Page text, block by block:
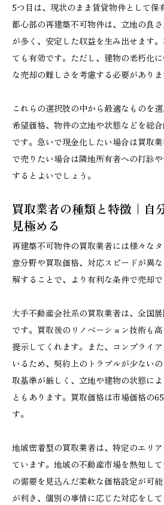
5つ目は、現状のまま賃貸物件として保
都心部の再建築不可物件は、立地の良
が多く、安定した収益を生み出せます
ても有効です。ただし、建物の老朽化
な売却の難しさを考慮する必要がありま
これらの選択肢の中から最適なものを
希望価格、物件の立地や状態などを総
です。急いで現金化したい場合は買取
で売りたい場合は隣地所有者への打診
するとよいでしょう。
買取業者の種類と特徴｜自
見極める
再建築不可物件の買取業者には様々な
意分野や買取価格、対応スピードが異
解することで、より有利な条件で売却で
大手不動産会社系の買取業者は、全国
です。買取後のリノベーション技術も
提示してくれます。また、コンプライ
いるため、契約上のトラブルが少ない
取基準が厳しく、立地や建物の状態に
ともあります。買取価格は市場価格の
す。
地域密着型の買取業者は、特定のエリ
ています。地域の不動産市場を熟知し
の需要を見込んだ柔軟な価格設定が可
が利き、個別の事情に応じた対応をし